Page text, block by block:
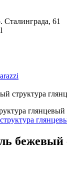
Сталинграда, 61
структура
глянцевый
бежевый